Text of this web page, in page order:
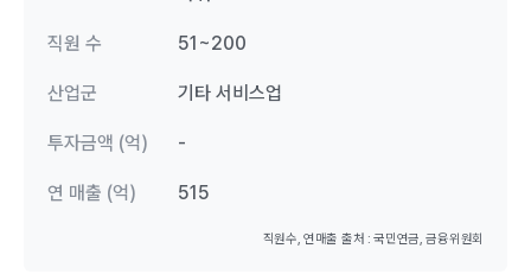
직원 수 51~200
산업군 기타 서비스업
투자금액 (억) -
연 매출 (억) 515
직원수, 연매출 출처 : 국민연금, 금융위원회